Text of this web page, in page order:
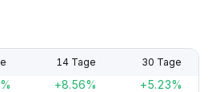
14 Tage 30 Tage
+8.56% +5.23%